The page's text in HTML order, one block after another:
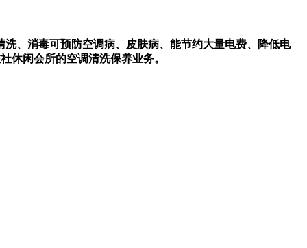
、消毒可预防空调病、皮肤病、能节约大量电费、降低电
休闲会所的空调清洗保养业务。